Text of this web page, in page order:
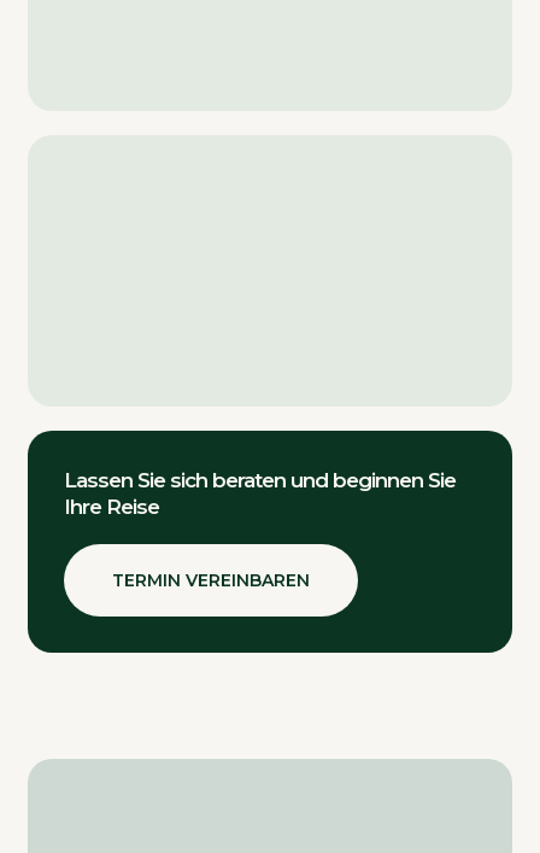
Lassen Sie sich beraten und beginnen Sie
Ihre Reise
TERMIN VEREINBAREN